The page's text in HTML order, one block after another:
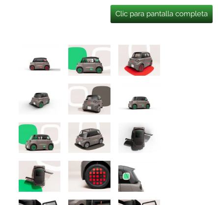
Clic para pantalla completa